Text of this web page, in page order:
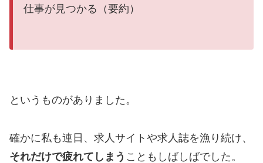
仕事が見つかる（要約）
というものがありました。
確かに私も連日、求人サイトや求人誌を漁り続け、
それだけで疲れてしまう こともしばしばでした。